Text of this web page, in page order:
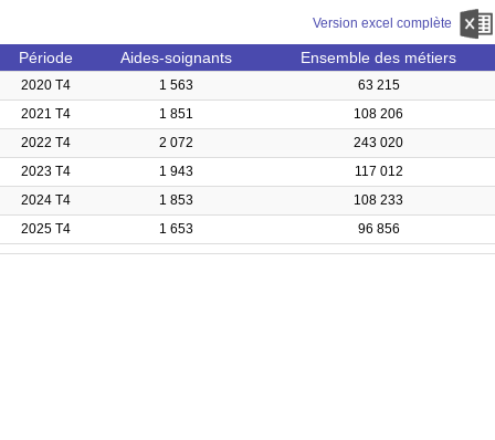
Version excel complète
Période Aides-soignants Ensemble des métiers
2020 T4 1 563
63 215
2021 T4
1 851
108 206
2022 T4
2 072
243 020
2023 T4
1 943
117 012
2024 T4
1 853
108 233
2025 T4
1 653 96 856